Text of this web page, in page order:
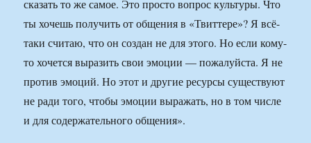
сказать то же самое. Это просто вопрос культуры. Что
ты хочешь получить от общения в «Твиттере»? Я всё-
таки считаю, что он создан не для этого. Но если кому-
то хочется выразить свои эмоции — пожалуйста. Я не
против эмоций. Но этот и другие ресурсы существуют
не ради того, чтобы эмоции выражать, но в том числе
и для содержательного общения».